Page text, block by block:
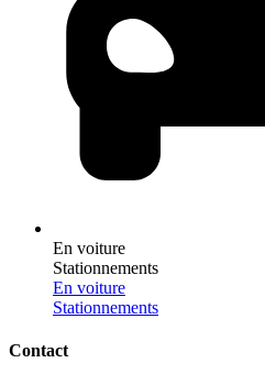
En voiture
Stationnements
En voiture
Stationnements
Contact